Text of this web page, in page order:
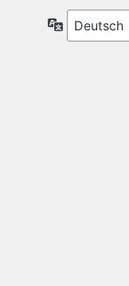
Sprache